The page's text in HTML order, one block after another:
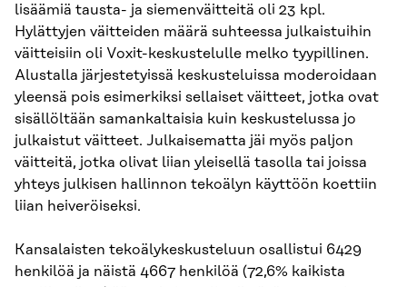
lisäämiä tausta- ja siemenväitteitä oli 23 kpl.
Hylättyjen väitteiden määrä suhteessa julkaistuihin
väitteisiin oli Voxit-keskustelulle melko tyypillinen.
Alustalla järjestetyissä keskusteluissa moderoidaan
yleensä pois esimerkiksi sellaiset väitteet, jotka ovat
sisällöltään samankaltaisia kuin keskustelussa jo
julkaistut väitteet. Julkaisematta jäi myös paljon
väitteitä, jotka olivat liian yleisellä tasolla tai joissa
yhteys julkisen hallinnon tekoälyn käyttöön koettiin
liian heiveröiseksi.
Kansalaisten tekoälykeskusteluun osallistui 6429
henkilöä ja näistä 4667 henkilöä (72,6% kaikista